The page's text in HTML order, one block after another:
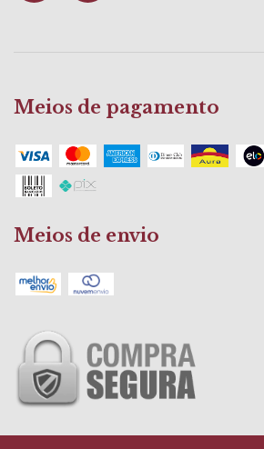
Meios de pagamento
Meios de envio